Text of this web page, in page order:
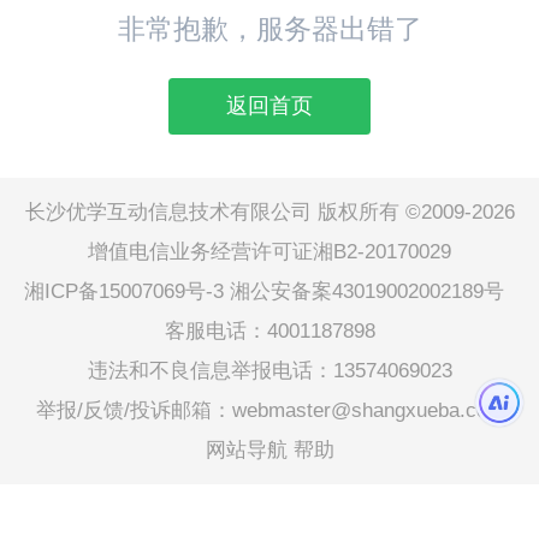
非常抱歉，服务器出错了
返回首页
长沙优学互动信息技术有限公司 版权所有 ©2009-2026
增值电信业务经营许可证湘B2-20170029
湘ICP备15007069号-3 湘公安备案43019002002189号
客服电话：4001187898
违法和不良信息举报电话：13574069023
举报/反馈/投诉邮箱：webmaster@shangxueba.com
网站导航 帮助